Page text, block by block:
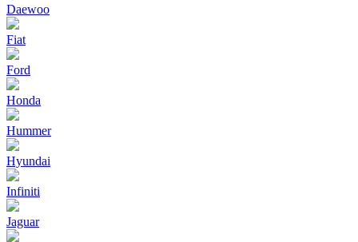
Daewoo
Fiat
Ford
Honda
Hummer
Hyundai
Infiniti
Jaguar